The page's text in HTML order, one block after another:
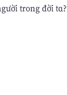
trong đời ta?